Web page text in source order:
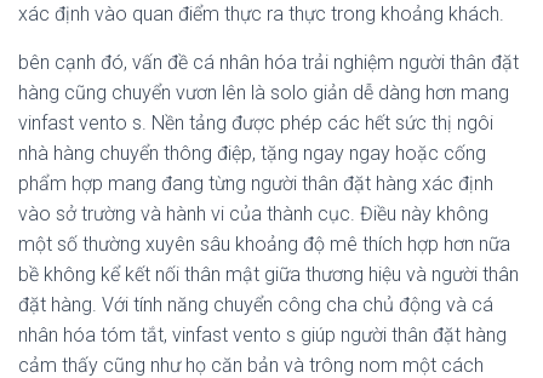
xác định vào quan điểm thực ra thực trong khoảng khách.
bên cạnh đó, vấn đề cá nhân hóa trải nghiệm người thân đặt
hàng cũng chuyển vươn lên là solo giản dễ dàng hơn mang
vinfast vento s. Nền tảng được phép các hết sức thị ngôi
nhà hàng chuyển thông điệp, tặng ngay ngay hoặc cống
phẩm hợp mang đang từng người thân đặt hàng xác định
vào sở trường và hành vi của thành cục. Điều này không
một số thường xuyên sâu khoảng độ mê thích hợp hơn nữa
bề không kể kết nối thân mật giữa thương hiệu và người thân
đặt hàng. Với tính năng chuyển công cha chủ động và cá
nhân hóa tóm tắt, vinfast vento s giúp người thân đặt hàng
cảm thấy cũng như họ căn bản và trông nom một cách